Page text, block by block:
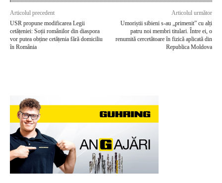
Articolul precedent
USR propune modificarea Legii
cetățeniei: Soții românilor din diaspora
vor putea obține cetățenia fără domiciliu
în România
Articolul următor
Umoriștii sibieni s-au „primenit” cu alți
patru noi membri titulari. Între ei, o
renumită cercetătoare în fizică aplicată din
Republica Moldova